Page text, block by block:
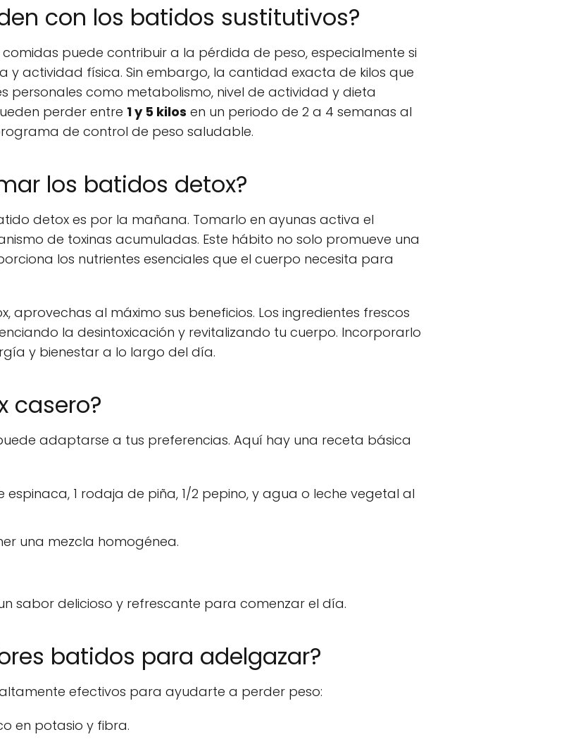
con los batidos sustitutivos?
puede contribuir a la pérdida de peso, especialmente si
y actividad física. Sin embargo, la cantidad exacta de kilos que
personales como metabolismo, nivel de actividad y dieta
perder entre 1 y 5 kilos en un periodo de 2 a 4 semanas al
de control de peso saludable.
los batidos detox?
detox es por la mañana. Tomarlo en ayunas activa el
de toxinas acumuladas. Este hábito no solo promueve una
los nutrientes esenciales que el cuerpo necesita para
aprovechas al máximo sus beneficios. Los ingredientes frescos
la desintoxicación y revitalizando tu cuerpo. Incorporarlo
y bienestar a lo largo del día.
casero?
adaptarse a tus preferencias. Aquí hay una receta básica
espinaca, 1 rodaja de piña, 1/2 pepino, y agua o leche vegetal al
una mezcla homogénea.
sabor delicioso y refrescante para comenzar el día.
batidos para adelgazar?
efectivos para ayudarte a perder peso:
en potasio y fibra.